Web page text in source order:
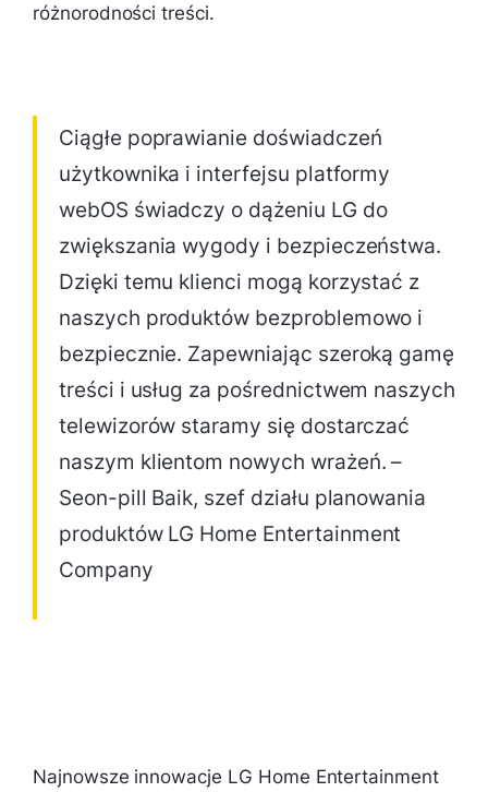
różnorodności treści.
Ciągłe poprawianie doświadczeń
użytkownika i interfejsu platformy
webOS świadczy o dążeniu LG do
zwiększania wygody i bezpieczeństwa.
Dzięki temu klienci mogą korzystać z
naszych produktów bezproblemowo i
bezpiecznie. Zapewniając szeroką gamę
treści i usług za pośrednictwem naszych
telewizorów staramy się dostarczać
naszym klientom nowych wrażeń. –
Seon-pill Baik, szef działu planowania
produktów LG Home Entertainment
Company
Najnowsze innowacje LG Home Entertainment